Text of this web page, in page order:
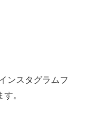
ンスタグラムフ
。